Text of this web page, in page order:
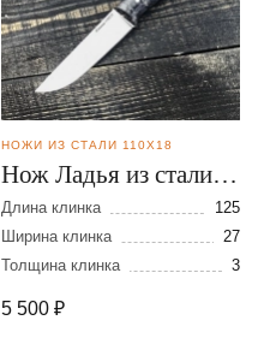
НОЖИ ИЗ СТАЛИ 110Х18
Нож Ладья из стали
110Х18
Длина клинка
125
Ширина клинка
27
Толщина клинка
3
5 500 ₽